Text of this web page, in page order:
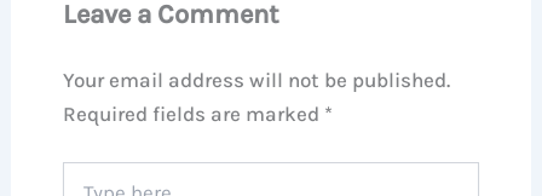
Leave a Comment
Your email address will not be published.
Required fields are marked *